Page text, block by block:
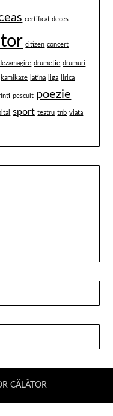
certificat deces
citizen concert
drumetie drumuri
kamikaze latina liga lirica
pescuit poezie
sport teatru tnb viata
CĂLĂTOR